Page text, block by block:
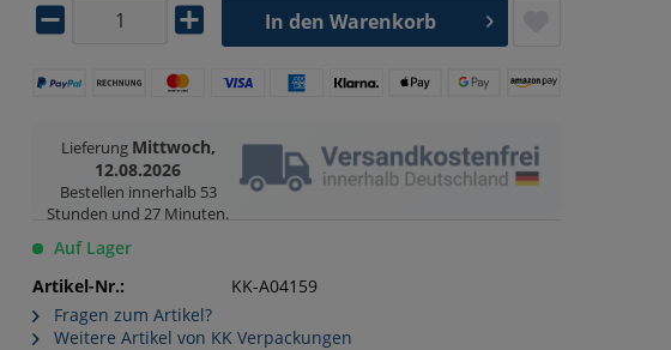
Lieferung Mittwoch,
12.08.2026
Bestellen innerhalb 53
Stunden und 27 Minuten.
In den Warenkorb
Auf Lager
Artikel-Nr.:
KK-A04159
Fragen zum Artikel?
Weitere Artikel von KK Verpackungen